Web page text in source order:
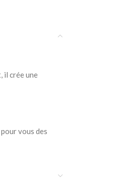
il crée une
vous des